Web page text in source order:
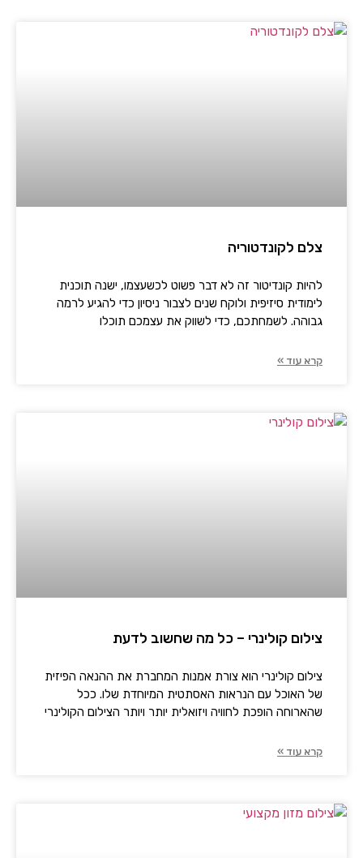
צלם לקונדטוריה
להיות קונדיטור זה לא דבר פשוט לכשעצמו, ישנה תוכנית
לימודית סיזיפית ולוקח שנים לצבור ניסיון כדי להגיע לרמה
גבוהה. לשמחתכם, כדי לשווק את עצמכם תוכלו
קרא עוד »
צילום קולינרי – כל מה שחשוב לדעת
צילום קולינרי הוא צורת אמנות המחברת את ההנאה הפיזית
של האוכל עם הנראות האסתטית המיוחדת שלו. ככל
שהארוחה הופכת לחוויה ויזואלית יותר ויותר הצילום הקולינרי
קרא עוד »